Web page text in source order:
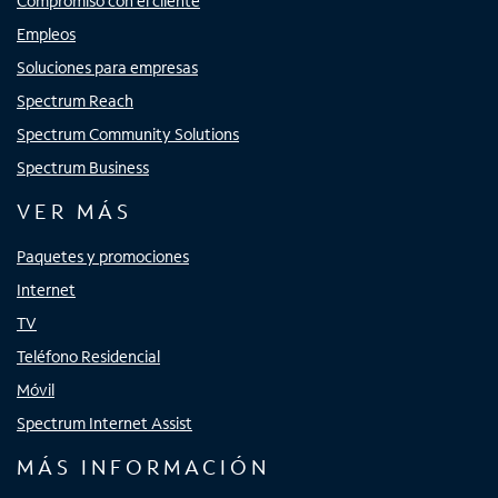
Empleos
Soluciones para empresas
Spectrum Reach
Spectrum Community Solutions
Spectrum Business
VER MÁS
Paquetes y promociones
Internet
TV
Teléfono Residencial
Móvil
Spectrum Internet Assist
MÁS INFORMACIÓN